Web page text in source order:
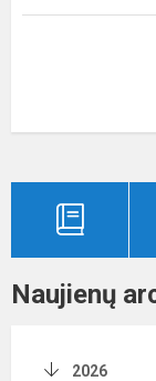
Naujienų
2026